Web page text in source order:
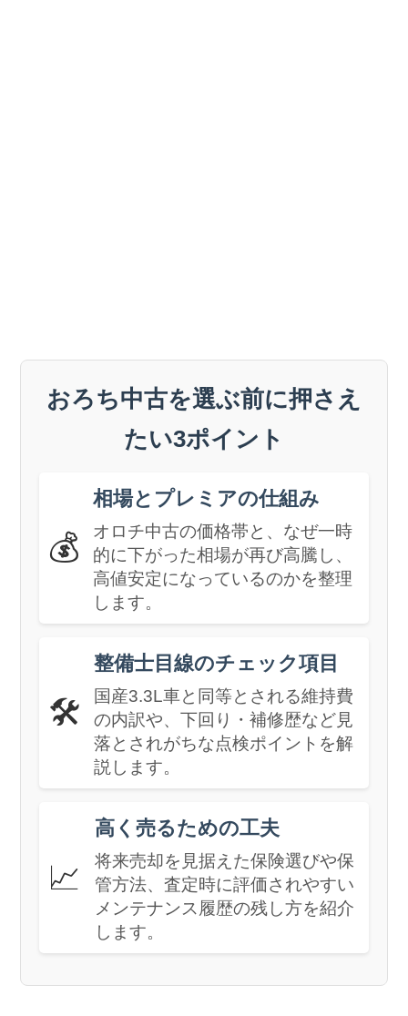
おろち中古を選ぶ前に押さえ
たい3ポイント
💰
相場とプレミアの仕組み
オロチ中古の価格帯と、なぜ一時
的に下がった相場が再び高騰し、
高値安定になっているのかを整理
します。
🛠️
整備士目線のチェック項目
国産3.3L車と同等とされる維持費
の内訳や、下回り・補修歴など見
落とされがちな点検ポイントを解
説します。
📈
高く売るための工夫
将来売却を見据えた保険選びや保
管方法、査定時に評価されやすい
メンテナンス履歴の残し方を紹介
します。